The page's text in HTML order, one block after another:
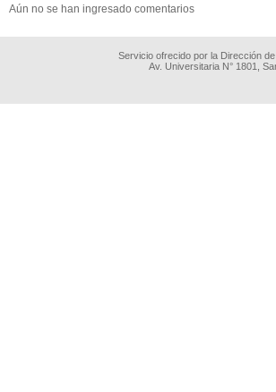
Aún no se han ingresado comentarios
Servicio ofrecido por la Dirección
Av. Universitaria N° 1801,